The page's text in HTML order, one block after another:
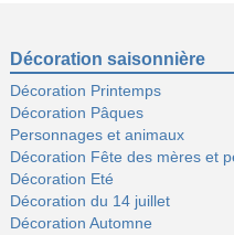
Décoration saisonnière
Décoration Printemps
Décoration Pâques
Personnages et animaux
Décoration Fête des mères et
Décoration Eté
Décoration du 14 juillet
Décoration Automne